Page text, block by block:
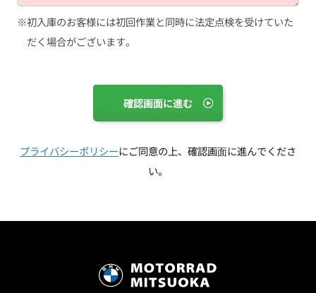
初入庫のお客様には初回作業と同時に法定点検を受けていた
だく場合がございます。
プライバシーポリシーにご同意の上、確認画⾯に進んでくださ
い。